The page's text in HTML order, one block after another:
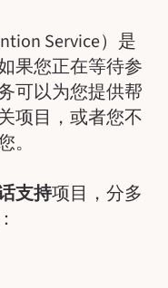
Service）是
果您正在等待参
可以为您提供帮
项目，或者您不
支持项目，分多